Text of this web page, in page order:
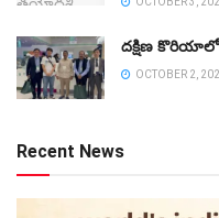
దక్షిణ కొరియాలో
OCTOBER 2,
Recent News